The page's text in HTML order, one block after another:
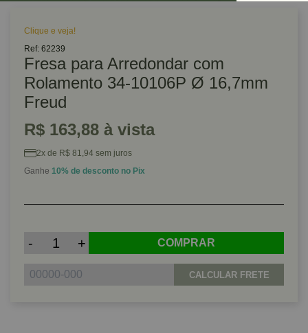
Clique e veja!
Ref: 62239
Fresa para Arredondar com
Rolamento 34-10106P Ø 16,7mm
Freud
R$ 163,88 à vista
2x de R$ 81,94 sem juros
Ganhe 10% de desconto no Pix
- + COMPRAR
CALCULAR FRETE